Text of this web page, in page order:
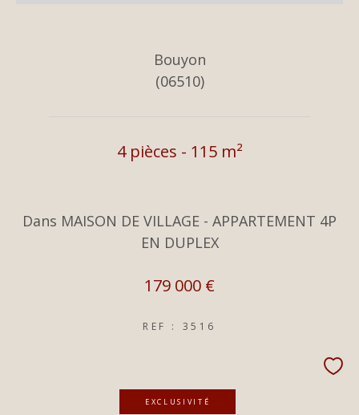
Bouyon
(06510)
4 pièces - 115 m²
Dans MAISON DE VILLAGE - APPARTEMENT 4P
EN DUPLEX
179 000 €
REF : 3516
EXCLUSIVITÉ